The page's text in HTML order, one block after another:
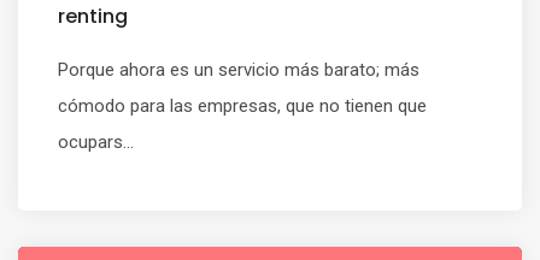
renting
Porque ahora es un servicio más barato; más
cómodo para las empresas, que no tienen que
ocupars...